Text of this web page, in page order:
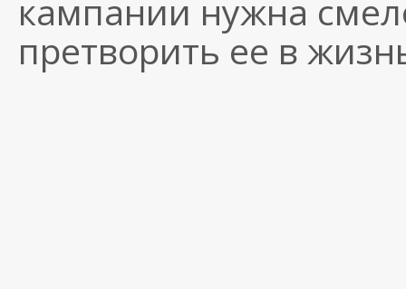
кампании нужна
претворить ее в